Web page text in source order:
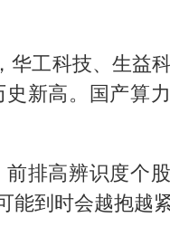
工科技、生益科
新高。国产算
排高辨识度个
到时会越抱越紧